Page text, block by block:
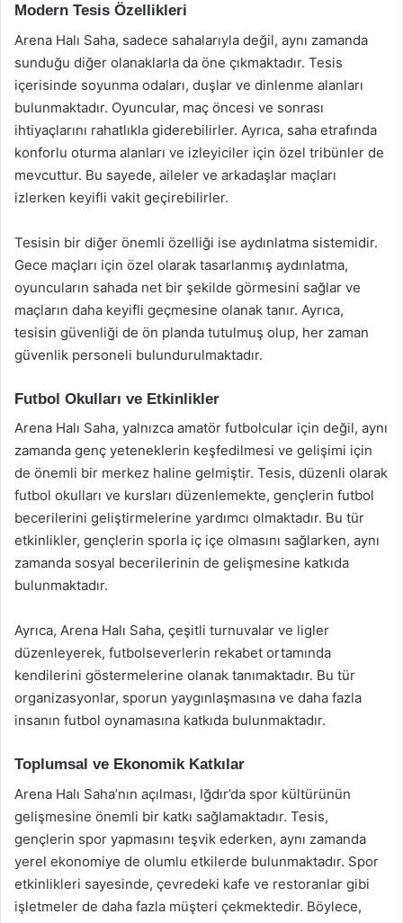
Modern Tesis Özellikleri
Arena Halı Saha, sadece sahalarıyla değil, aynı zamanda
sunduğu diğer olanaklarla da öne çıkmaktadır. Tesis
içerisinde soyunma odaları, duşlar ve dinlenme alanları
bulunmaktadır. Oyuncular, maç öncesi ve sonrası
ihtiyaçlarını rahatlıkla giderebilirler. Ayrıca, saha etrafında
konforlu oturma alanları ve izleyiciler için özel tribünler de
mevcuttur. Bu sayede, aileler ve arkadaşlar maçları
izlerken keyifli vakit geçirebilirler.
Tesisin bir diğer önemli özelliği ise aydınlatma sistemidir.
Gece maçları için özel olarak tasarlanmış aydınlatma,
oyuncuların sahada net bir şekilde görmesini sağlar ve
maçların daha keyifli geçmesine olanak tanır. Ayrıca,
tesisin güvenliği de ön planda tutulmuş olup, her zaman
güvenlik personeli bulundurulmaktadır.
Futbol Okulları ve Etkinlikler
Arena Halı Saha, yalnızca amatör futbolcular için değil, aynı
zamanda genç yeteneklerin keşfedilmesi ve gelişimi için
de önemli bir merkez haline gelmiştir. Tesis, düzenli olarak
futbol okulları ve kursları düzenlemekte, gençlerin futbol
becerilerini geliştirmelerine yardımcı olmaktadır. Bu tür
etkinlikler, gençlerin sporla iç içe olmasını sağlarken, aynı
zamanda sosyal becerilerinin de gelişmesine katkıda
bulunmaktadır.
Ayrıca, Arena Halı Saha, çeşitli turnuvalar ve ligler
düzenleyerek, futbolseverlerin rekabet ortamında
kendilerini göstermelerine olanak tanımaktadır. Bu tür
organizasyonlar, sporun yaygınlaşmasına ve daha fazla
insanın futbol oynamasına katkıda bulunmaktadır.
Toplumsal ve Ekonomik Katkılar
Arena Halı Saha’nın açılması, Iğdır’da spor kültürünün
gelişmesine önemli bir katkı sağlamaktadır. Tesis,
gençlerin spor yapmasını teşvik ederken, aynı zamanda
yerel ekonomiye de olumlu etkilerde bulunmaktadır. Spor
etkinlikleri sayesinde, çevredeki kafe ve restoranlar gibi
işletmeler de daha fazla müşteri çekmektedir. Böylece,